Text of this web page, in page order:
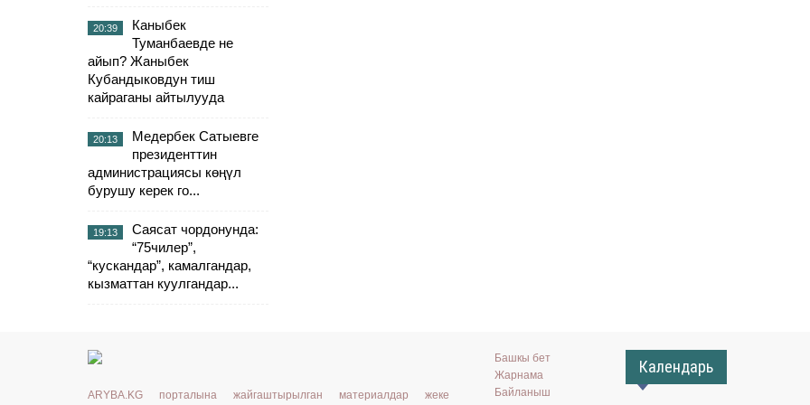
20:39
Каныбек
Туманбаевде не
айып? Жаныбек
Кубандыковдун тиш
кайраганы айтылууда
20:13
Медербек Сатыевге
президенттин
администрациясы көңүл
бурушу керек го...
19:13
Саясат чордонунда:
“75чилер”,
“кускандар”, камалгандар,
кызматтан куулгандар...
ARYBA.KG порталына жайгаштырылган материалдар жеке
Башкы бет
Жарнама
Байланыш
Календарь